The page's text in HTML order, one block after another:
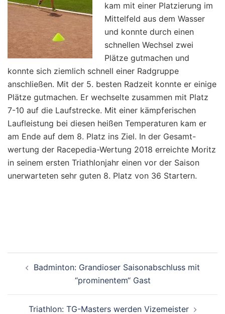
kam mit einer Platzierung im
Mittelfeld aus dem Wasser
und konnte durch einen
schnellen Wechsel zwei
Plätze gutmachen und
konnte sich ziemlich schnell einer Radgruppe
anschließen. Mit der 5. besten Radzeit konnte er einige
Plätze gutmachen. Er wechselte zusammen mit Platz
7-10 auf die Laufstrecke. Mit einer kämpferischen
Laufleistung bei diesen heißen Temperaturen kam er
am Ende auf dem 8. Platz ins Ziel. In der Gesamt-
wertung der Racepedia-Wertung 2018 erreichte Moritz
in seinem ersten Triathlonjahr einen vor der Saison
unerwarteten sehr guten 8. Platz von 36 Startern.
Badminton: Grandioser Saisonabschluss mit
“prominentem“ Gast
Triathlon: TG-Masters werden Vizemeister